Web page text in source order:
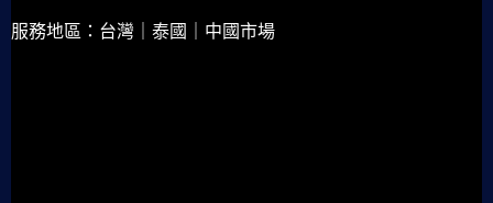
服務地區：台灣｜泰國｜中國市場